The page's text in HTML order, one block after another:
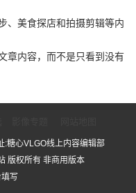
、美食探店和拍摄剪辑等内
章内容，而不是只看到没有
:糖心VLGO线上内容编辑部
版权所有 非商用版本
写